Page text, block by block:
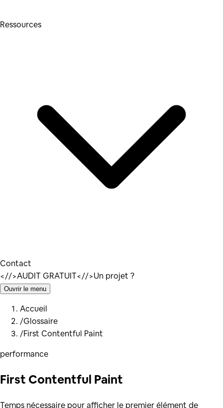
Ressources
Contact
<//>AUDIT GRATUIT<//>Un projet ?
Ouvrir le menu
Accueil
/Glossaire
/First Contentful Paint
performance
First Contentful Paint
Temps nécessaire pour afficher le premier élément de